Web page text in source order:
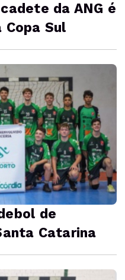
da ANG é
Sul
de
Catarina